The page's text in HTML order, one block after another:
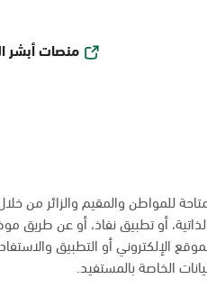
منصات أبشر
للمواطن والمقيم والزائر من
أو تطبيق نفاذ، أو عن طريق
الإلكتروني أو التطبيق
الخاصة بالمستفيد.